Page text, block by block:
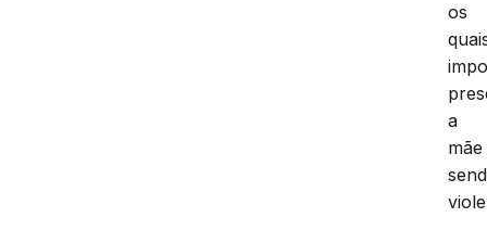
os
a
mãe